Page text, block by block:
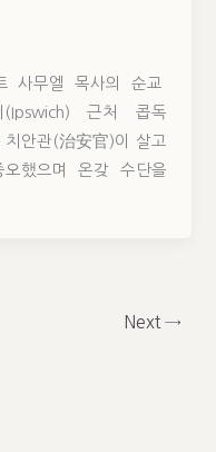
사무엘 목사의 순교
(Ipswich) 근처 콥독
안관(治安官)이 살고
했으며 온갖 수단을
Next →